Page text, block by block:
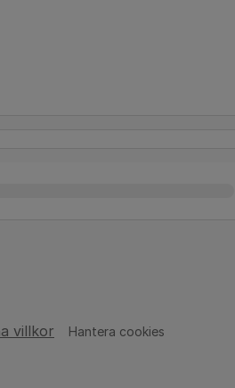
villkor Hantera cookies